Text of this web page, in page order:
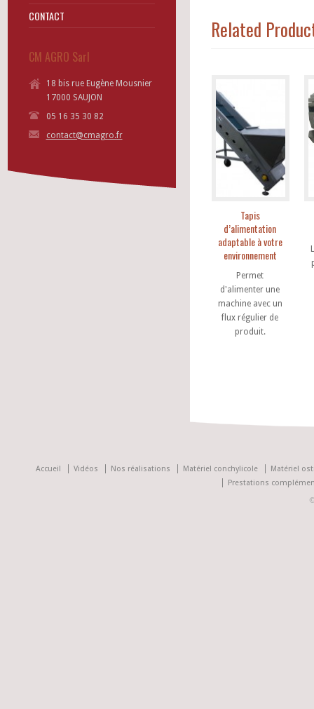
Related
Tapis
d’alimentation
adaptable à votre
environnement
Permet
d'alimenter une
machine avec un
flux régulier de
produit.
CONTACT
CM AGRO Sarl
18 bis rue Eugène Mousnier
17000 SAUJON
05 16 35 30 82
contact@cmagro.fr
Accueil Vidéos Nos réalisations Matériel conchylicole
Matériel
Prestations